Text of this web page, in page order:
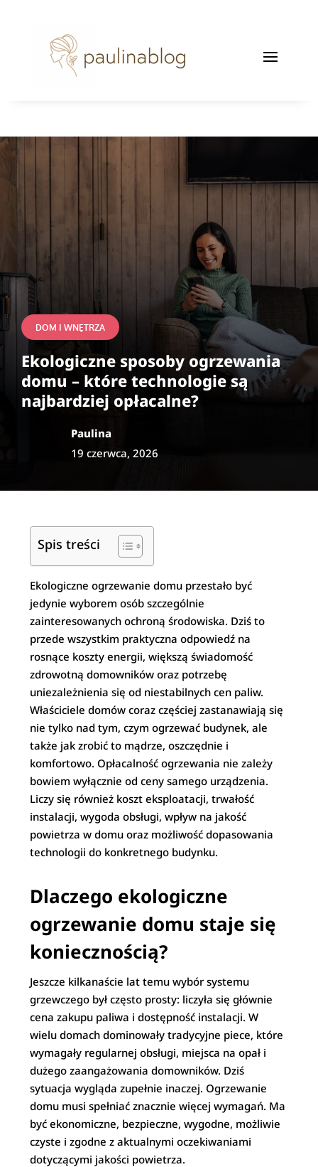
DOM I WNĘTRZA
Ekologiczne sposoby ogrzewania
domu – które technologie są
najbardziej opłacalne?
Paulina
19 czerwca, 2026
Spis treści
Ekologiczne ogrzewanie domu przestało być
jedynie wyborem osób szczególnie
zainteresowanych ochroną środowiska. Dziś to
przede wszystkim praktyczna odpowiedź na
rosnące koszty energii, większą świadomość
zdrowotną domowników oraz potrzebę
uniezależnienia się od niestabilnych cen paliw.
Właściciele domów coraz częściej zastanawiają się
nie tylko nad tym, czym ogrzewać budynek, ale
także jak zrobić to mądrze, oszczędnie i
komfortowo. Opłacalność ogrzewania nie zależy
bowiem wyłącznie od ceny samego urządzenia.
Liczy się również koszt eksploatacji, trwałość
instalacji, wygoda obsługi, wpływ na jakość
powietrza w domu oraz możliwość dopasowania
technologii do konkretnego budynku.
Dlaczego ekologiczne
ogrzewanie domu staje się
koniecznością?
Jeszcze kilkanaście lat temu wybór systemu
grzewczego był często prosty: liczyła się głównie
cena zakupu paliwa i dostępność instalacji. W
wielu domach dominowały tradycyjne piece, które
wymagały regularnej obsługi, miejsca na opał i
dużego zaangażowania domowników. Dziś
sytuacja wygląda zupełnie inaczej. Ogrzewanie
domu musi spełniać znacznie więcej wymagań. Ma
być ekonomiczne, bezpieczne, wygodne, możliwie
czyste i zgodne z aktualnymi oczekiwaniami
dotyczącymi jakości powietrza.